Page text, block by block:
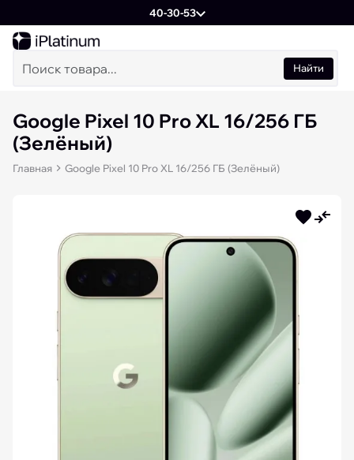
40-30-53
Найти
Google Pixel 10 Pro XL 16/256 ГБ
(Зелёный)
Главная Google Pixel 10 Pro XL 16/256 ГБ (Зелёный)